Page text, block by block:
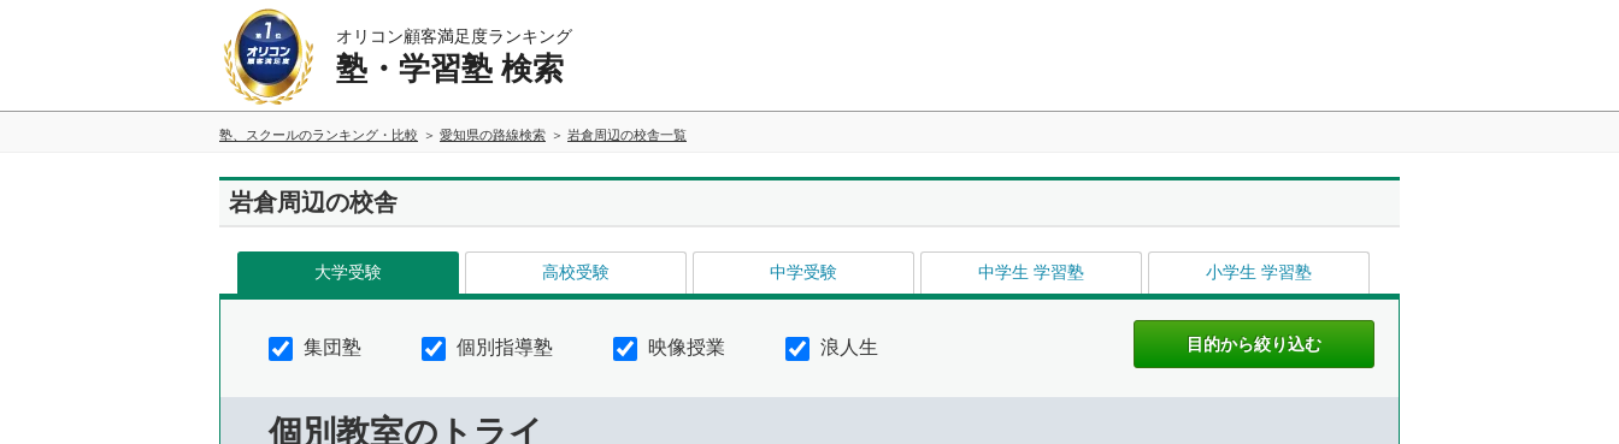
オリコン顧客満足度ランキング
塾・学習塾 検索
塾、スクールのランキング・比較 愛知県の路線検索 岩倉周辺の校舎一覧
岩倉周辺の校舎
大学受験 高校受験 中学受験 中学生 学習塾 小学生 学習塾
集団塾 個別指導塾 映像授業 浪人生
個別教室のトライ